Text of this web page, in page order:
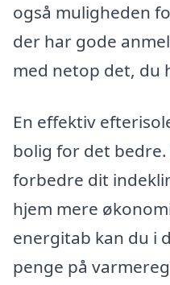
også muligheden
der har gode
med netop det, du
En effektiv
bolig for det
forbedre dit
hjem mere
energitab kan du i
penge på